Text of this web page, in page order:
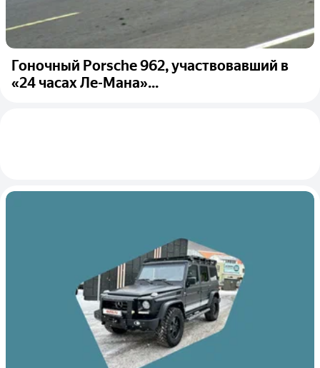
Гоночный Porsche 962, участвовавший в
«24 часах Ле-Мана»...